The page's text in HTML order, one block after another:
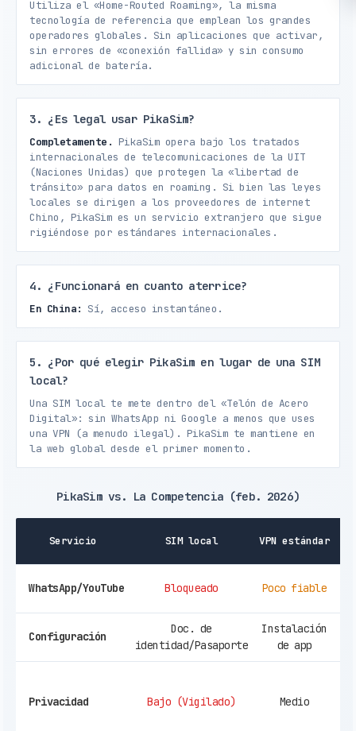
Utiliza el «Home-Routed Roaming», la misma
tecnología de referencia que emplean los grandes
operadores globales. Sin aplicaciones que activar,
sin errores de «conexión fallida» y sin consumo
adicional de batería.
3. ¿Es legal usar PikaSim?
Completamente. PikaSim opera bajo los tratados
internacionales de telecomunicaciones de la UIT
(Naciones Unidas) que protegen la «libertad de
tránsito» para datos en roaming. Si bien las leyes
locales se dirigen a los proveedores de internet
Chino, PikaSim es un servicio extranjero que sigue
rigiéndose por estándares internacionales.
4. ¿Funcionará en cuanto aterrice?
En China: Sí, acceso instantáneo.
5. ¿Por qué elegir PikaSim en lugar de una SIM
local?
Una SIM local te mete dentro del «Telón de Acero
Digital»: sin WhatsApp ni Google a menos que uses
una VPN (a menudo ilegal). PikaSim te mantiene en
la web global desde el primer momento.
PikaSim vs. La Competencia (feb. 2026)
Servicio SIM local VPN estándar
WhatsApp/YouTube Bloqueado Poco fiable
Configuración
Doc. de
identidad/Pasaporte
Instalación
de app
Privacidad Bajo (Vigilado) Medio